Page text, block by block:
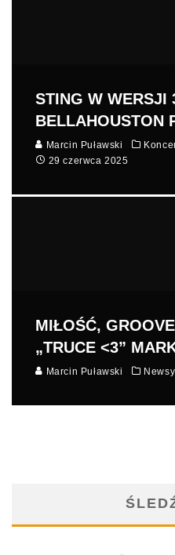
STING W WERSJI
BELLAHOUSTON
Marcin Puławski
29 czerwca 2025
MIŁOŚĆ,
„TRUCE <3”
Marcin Puławski Newsy